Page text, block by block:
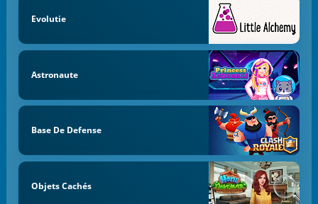
Evolutie
Astronaute
Base De Defense
Objets Cachés